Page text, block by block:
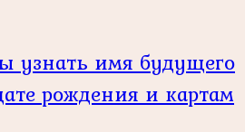
узнать имя будущего
рождения и картам